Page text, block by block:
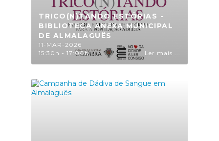
TRICO(N)TANDO ESTÓRIAS -
BIBLIOTECA ANEXA MUNICIPAL
DE ALMALAGUÊS
11-MAR-2026
15:30h - 17:00h
Ler mais ...